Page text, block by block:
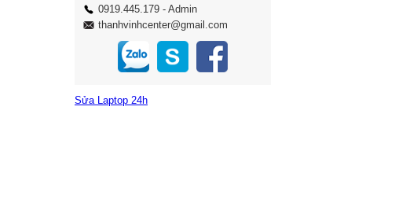
0919.445.179 - Admin
thanhvinhcenter@gmail.com
Sửa Laptop 24h